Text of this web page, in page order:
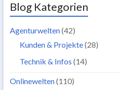
Blog Kategorien
Agenturwelten(42)
Kunden & Projekte(28)
Technik & Infos (14)
Onlinewelten(110)